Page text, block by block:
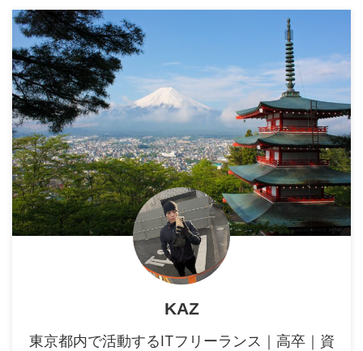
す。 底辺と言われる理由 現場作
業のため移動が多い 長時間労働
になりやすい 土日夜間での対応
が発生する ただし一方で、フィ
ールドエンジニアには実はメリ ...
KAZ
東京都内で活動するITフリーランス｜高卒｜資